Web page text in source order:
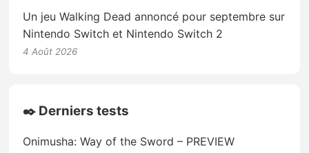
Un jeu Walking Dead annoncé pour septembre sur
Nintendo Switch et Nintendo Switch 2
4 Août 2026
✒️ Derniers tests
Onimusha: Way of the Sword – PREVIEW